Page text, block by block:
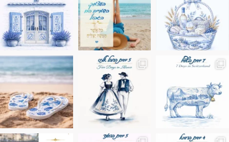
בחבל אלזס צרפת
בחופשה שבו הכל נהיה פשוט יותר. החול, הי
Instagram post
Instagram post 17994326828955248